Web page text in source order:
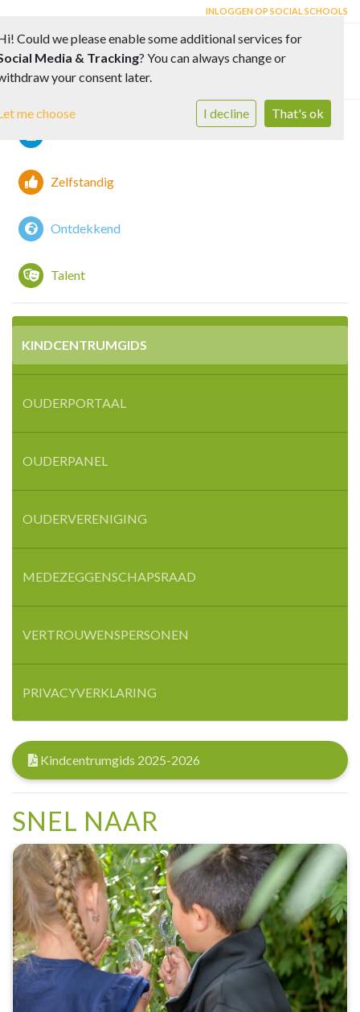
INLOGGEN OP SOCIAL SCHOOLS
Zelfstandig
Ontdekkend
Talent
KINDCENTRUMGIDS
OUDERPORTAAL
OUDERPANEL
OUDERVERENIGING
MEDEZEGGENSCHAPSRAAD
VERTROUWENSPERSONEN
PRIVACYVERKLARING
Kindcentrumgids 2025-2026
SNEL NAAR
Could we please enable some additional services for
Media & Tracking? You can always change or
your consent later.
me choose I decline That's ok